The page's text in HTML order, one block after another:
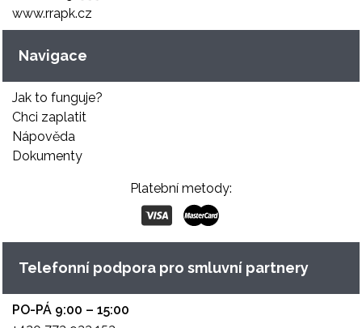
www.rrapk.cz
Navigace
Jak to funguje?
Chci zaplatit
Nápověda
Dokumenty
Platební metody:
Telefonní podpora pro smluvní partnery
PO-PÁ 9:00 – 15:00